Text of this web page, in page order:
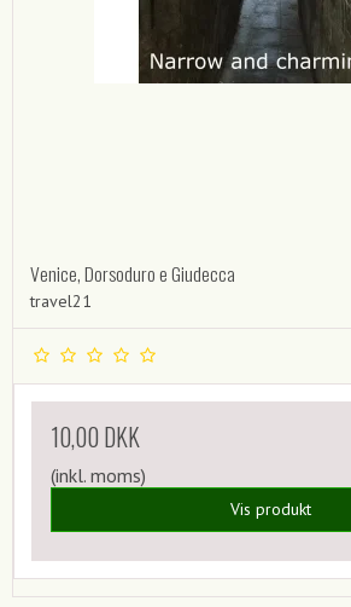
Venice, Dorsoduro e Giudecca
travel21
10,00 DKK
(inkl. moms)
Vis produkt